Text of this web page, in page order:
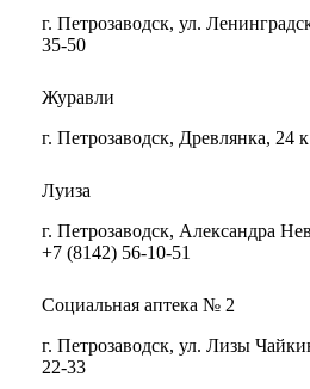
г. Петрозаводск, ул.
35-50
Журавли
г. Петрозаводск, Древлянка, 24
Луиза
г. Петрозаводск, Александра
+7 (8142) 56-10-51
Социальная аптека № 2
г. Петрозаводск, ул. Лизы
22-33